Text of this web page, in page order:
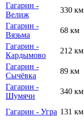
Гагарин -
Велиж
330 км
Гагарин -
Вязьма
68 км
Гагарин -
Кардымово
212 км
Гагарин -
Сычёвка
89 км
Гагарин -
Шумячи
340 км
Гагарин - Угра 131 км